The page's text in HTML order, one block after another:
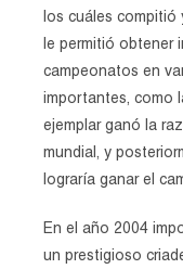
los cuáles compitió
le permitió obtener
campeonatos en
importantes, como
ejemplar ganó la
mundial, y
lograría ganar el
En el año 2004
un prestigioso